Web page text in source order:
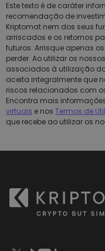
Este texto é de caráter
recomendação de
Kriptomat nem dos seus
arriscados e os retornos
futuros. Arrisque apenas
perder. Ao utilizar os
associados à utilização
aceita integralmente que
riscos relacionados com
Encontra mais
virtuais e nos Termos de
que recebe ao utilizar os